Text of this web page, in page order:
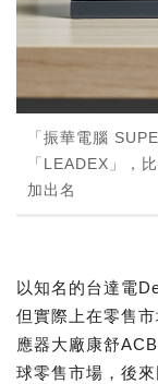
「振華電腦
「LEADEX」，
加出名
以知名的台達電
但實際上在零售
應器大廠康舒
球零售市場，後